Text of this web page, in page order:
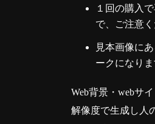
１回の購入
で、ご注意く
見本画像に
ークになり
Web背景・webサ
解像度で生成し人